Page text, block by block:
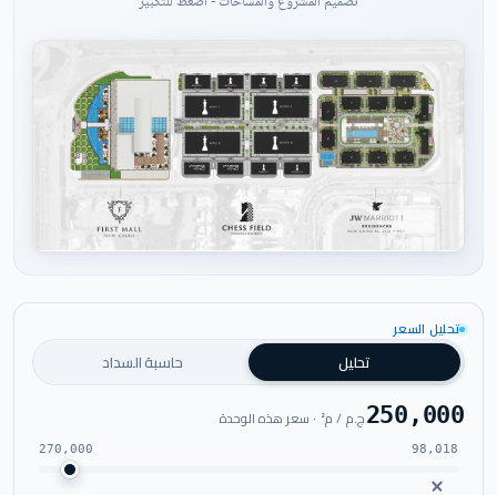
تحليل السعر
تحليل حاسبة السداد
250,000ج.م / م² · سعر هذه الوحدة
98,018
270,000